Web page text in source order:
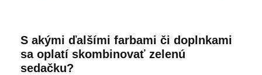
S akými ďalšími farbami či doplnkami
sa oplatí skombinovať zelenú
sedačku?